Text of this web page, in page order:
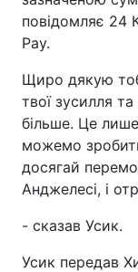
повідомляє 24
Pay.
Щиро дякую
твої зусилля
більше. Це
можемо
досягай
Анджелесі, і
- сказав Усик.
Усик передав